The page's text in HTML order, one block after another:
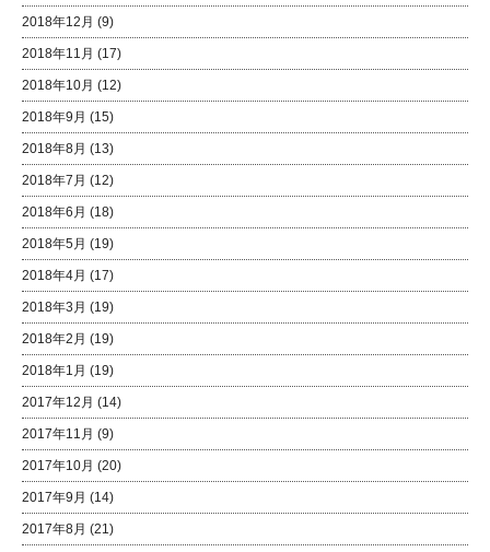
2018年12月 (9)
2018年11月 (17)
2018年10月 (12)
2018年9月 (15)
2018年8月 (13)
2018年7月 (12)
2018年6月 (18)
2018年5月 (19)
2018年4月 (17)
2018年3月 (19)
2018年2月 (19)
2018年1月 (19)
2017年12月 (14)
2017年11月 (9)
2017年10月 (20)
2017年9月 (14)
2017年8月 (21)